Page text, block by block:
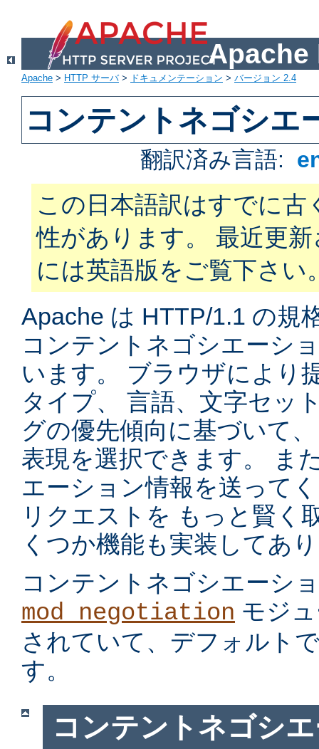
Apache
Apache > HTTP サーバ> ドキュメンテーション > バージョン 2.4
コンテントネゴシエ
翻訳済み言語:
この日本語訳はすでに古
性があります。 最近更
には英語版をご覧下さい
Apache は HTTP/1.1 の規
コンテントネゴシエーシ
います。 ブラウザにより
タイプ、 言語、文字セッ
グの優先傾向に基づいて
表現を選択できます。 ま
エーション情報を送って
リクエストを もっと賢く
くつか機能も実装してあ
コンテントネゴシエーシ
mod_negotiation モジ
されていて、デフォルト
す。
コンテントネゴシ